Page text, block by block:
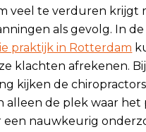
veel te verduren krijgt
als gevolg. In de
praktijk in Rotterdam
klachten afrekenen.
kijken de chiropractors
alleen de plek waar het
een nauwkeurig